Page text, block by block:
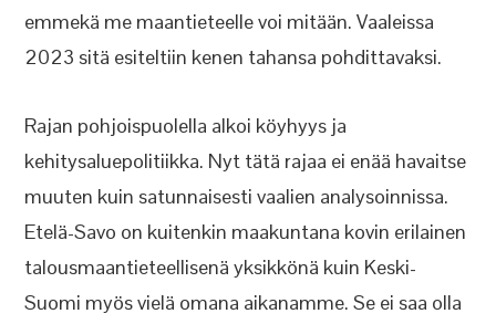
emmekä me maantieteelle voi mitään. Vaaleissa
2023 sitä esiteltiin kenen tahansa pohdittavaksi.
Rajan pohjoispuolella alkoi köyhyys ja
kehitysaluepolitiikka. Nyt tätä rajaa ei enää havaitse
muuten kuin satunnaisesti vaalien analysoinnissa.
Etelä-Savo on kuitenkin maakuntana kovin erilainen
talousmaantieteellisenä yksikkönä kuin Keski-
Suomi myös vielä omana aikanamme. Se ei saa olla